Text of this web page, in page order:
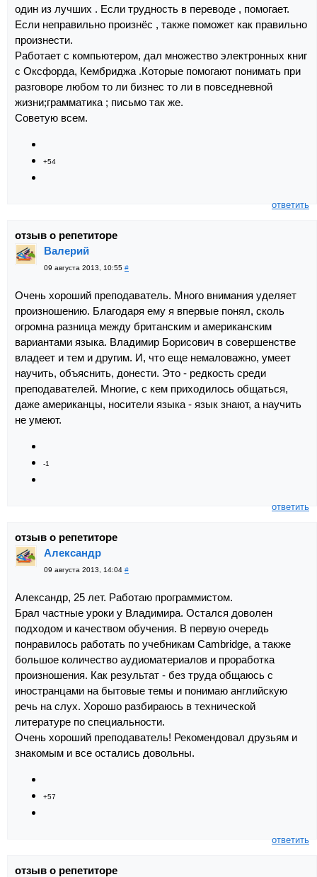
один из лучших . Если трудность в переводе , помогает.
Если неправильно произнёс , также поможет как правильно
произнести.
Работает с компьютером, дал множество электронных книг
с Оксфорда, Кембриджа .Которые помогают понимать при
разговоре любом то ли бизнес то ли в повседневной
жизни;грамматика ; письмо так же.
Советую всем.
+54
ответить
отзыв о репетиторе
Валерий
09 августа 2013, 10:55 #
Очень хороший преподаватель. Много внимания уделяет
произношению. Благодаря ему я впервые понял, сколь
огромна разница между британским и американским
вариантами языка. Владимир Борисович в совершенстве
владеет и тем и другим. И, что еще немаловажно, умеет
научить, объяснить, донести. Это - редкость среди
преподавателей. Многие, с кем приходилось общаться,
даже американцы, носители языка - язык знают, а научить
не умеют.
-1
ответить
отзыв о репетиторе
Александр
09 августа 2013, 14:04 #
Александр, 25 лет. Работаю программистом.
Брал частные уроки у Владимира. Остался доволен
подходом и качеством обучения. В первую очередь
понравилось работать по учебникам Cambridge, а также
большое количество аудиоматериалов и проработка
произношения. Как результат - без труда общаюсь с
иностранцами на бытовые темы и понимаю английскую
речь на слух. Хорошо разбираюсь в технической
литературе по специальности.
Очень хороший преподаватель! Рекомендовал друзьям и
знакомым и все остались довольны.
+57
ответить
отзыв о репетиторе